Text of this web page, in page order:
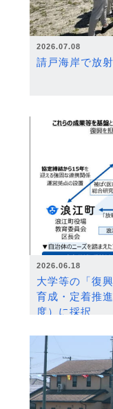
2026.07.08
請戸海岸で放
2026.06.18
大学等の「復
育成・定着推
度）に採択